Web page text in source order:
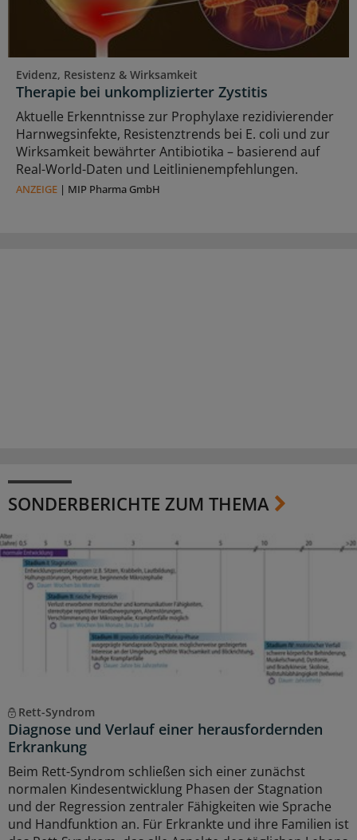
Evidenz, Resistenz & Wirksamkeit
Therapie bei unkomplizierter Zystitis
Aktuelle Erkenntnisse zur Prophylaxe rezidivierender
Harnwegsinfekte, Resistenztrends bei E. coli und zur
Wirksamkeit bewährter Antibiotika – basierend auf
Real-World-Daten und Leitlinienempfehlungen.
ANZEIGE | MIP Pharma GmbH
SONDERBERICHTE ZUM THEMA
Rett-Syndrom
Diagnose und Verlauf einer herausfordernden
Erkrankung
Beim Rett-Syndrom schließen sich einer zunächst
normalen Kindesentwicklung Phasen der Stagnation
und der Regression zentraler Fähigkeiten wie Sprache
und Handfunktion an. Für Erkrankte und ihre Familien ist